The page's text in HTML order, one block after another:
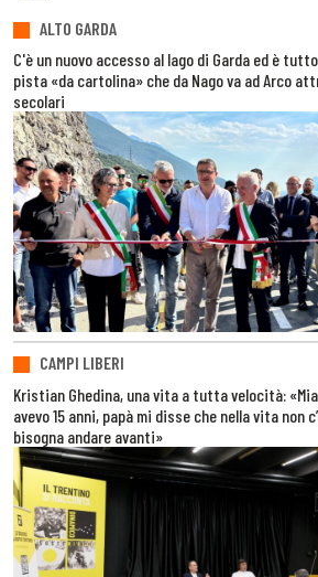
ALTO GARDA
C'è un nuovo accesso al lago di Garda ed è
pista «da cartolina» che da Nago va ad Arco
secolari
CAMPI LIBERI
Kristian Ghedina, una vita a tutta velocità:
avevo 15 anni, papà mi disse che nella vita non
bisogna andare avanti»